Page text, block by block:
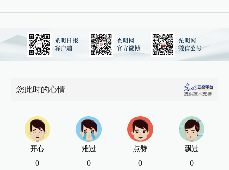
您此时的心情
开心
0
难过
0
点赞
0
飘过
0